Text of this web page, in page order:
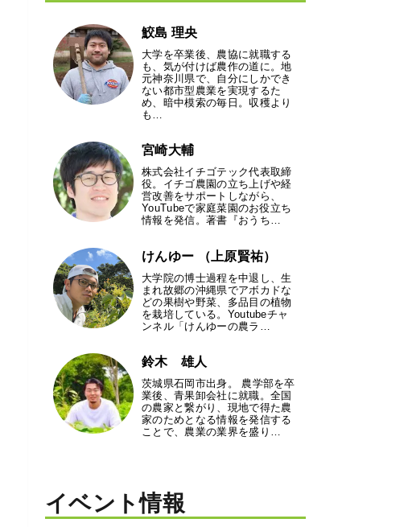
鮫島 理央
大学を卒業後、農協に就職する
も、気が付けば農作の道に。地
元神奈川県で、自分にしかでき
ない都市型農業を実現するた
め、暗中模索の毎日。収穫より
も…
宮崎大輔
株式会社イチゴテック代表取締
役。イチゴ農園の立ち上げや経
営改善をサポートしながら、
YouTubeで家庭菜園のお役立ち
情報を発信。著書『おうち…
けんゆー （上原賢祐）
大学院の博士過程を中退し、生
まれ故郷の沖縄県でアボカドな
どの果樹や野菜、多品目の植物
を栽培している。Youtubeチャ
ンネル「けんゆーの農ラ…
鈴木 雄人
茨城県石岡市出身。 農学部を卒
業後、青果卸会社に就職。全国
の農家と繋がり、現地で得た農
家のためとなる情報を発信する
ことで、農業の業界を盛り…
イベント情報